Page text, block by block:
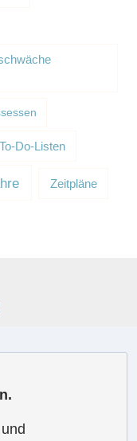
To-Do-Listen
Zeitpläne